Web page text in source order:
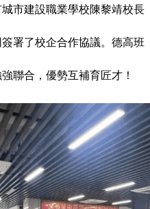
市建設職業學校陳黎靖校長
署了校企合作協議。德高班
聯合，優勢互補育匠才！